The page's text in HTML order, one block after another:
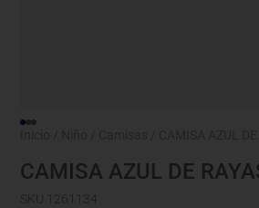
CAMISA AZUL DE
SKU 1261134